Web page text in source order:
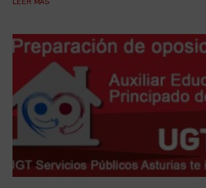
LEER MÁS